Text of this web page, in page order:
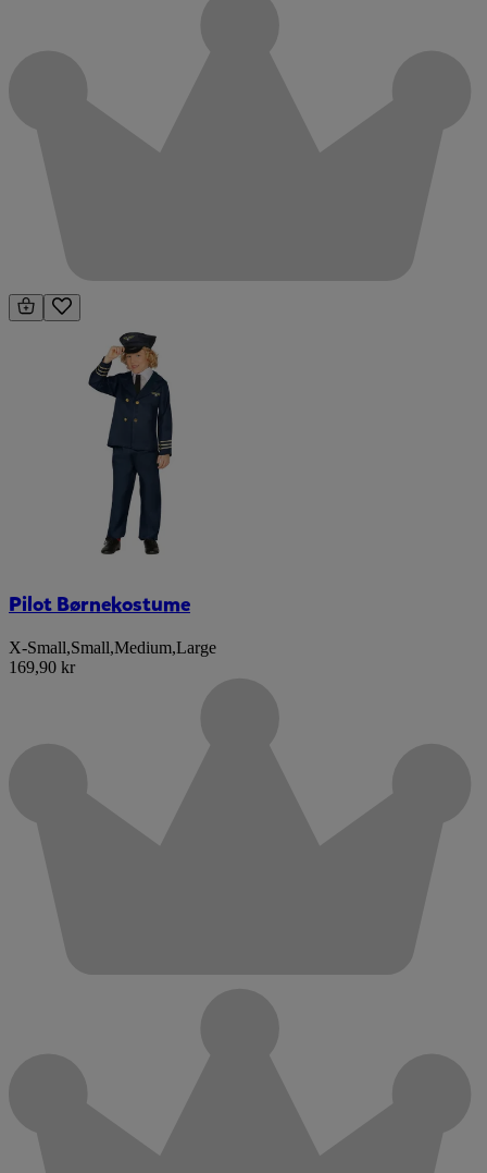
Pilot Børnekostume
X-Small,Small,Medium,Large
169,90 kr